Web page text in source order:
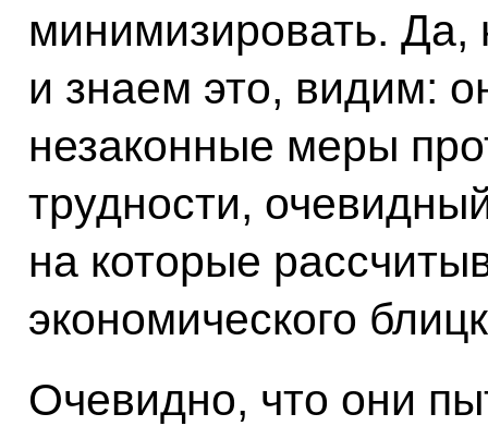
минимизировать.
и знаем это, видим:
незаконные меры
трудности,
на которые
экономического
Очевидно, что они